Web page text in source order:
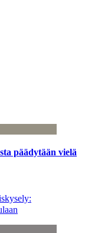
päädytään vielä